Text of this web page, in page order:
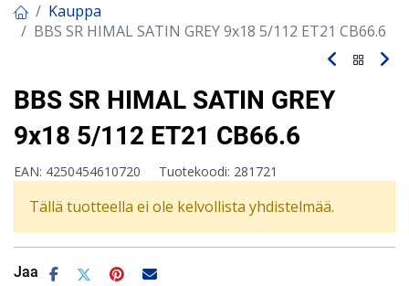
Kauppa
BBS SR HIMAL SATIN GREY 9x18 5/112 ET21 CB66.6
BBS SR HIMAL SATIN GREY
9x18 5/112 ET21 CB66.6
EAN: 4250454610720 Tuotekoodi: 281721
Tällä tuotteella ei ole kelvollista yhdistelmää.
Jaa